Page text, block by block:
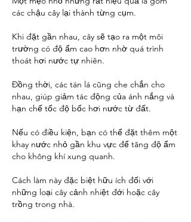
các chậu cây lại thành từng cụm.
Khi đặt gần nhau, cây sẽ tạo ra một môi
trường có độ ẩm cao hơn nhờ quá trình
thoát hơi nước tự nhiên.
Đồng thời, các tán lá cũng che chắn cho
nhau, giúp giảm tác động của ánh nắng và
hạn chế tốc độ bốc hơi nước từ đất.
Nếu có điều kiện, bạn có thể đặt thêm một
khay nước nhỏ gần khu vực để tăng độ ẩm
cho không khí xung quanh.
Cách làm này đặc biệt hữu ích đối với
những loại cây cảnh nhiệt đới hoặc cây
trồng trong nhà.